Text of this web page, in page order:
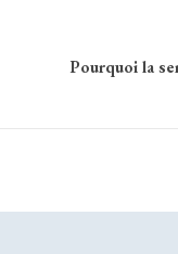
Pourquoi la